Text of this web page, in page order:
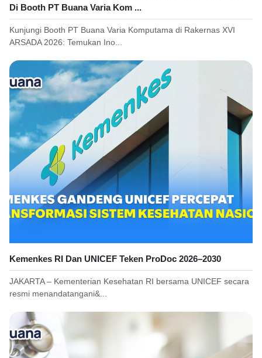
Di Booth PT Buana Varia Kom ...
Kunjungi Booth PT Buana Varia Komputama di Rakernas XVI
ARSADA 2026: Temukan Ino...
Kemenkes RI Dan UNICEF Teken ProDoc 2026–2030
JAKARTA – Kementerian Kesehatan RI bersama UNICEF secara
resmi menandatangani&...